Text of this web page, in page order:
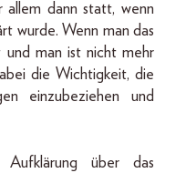
dann statt, wenn
wurde. Wenn man das
man ist nicht mehr
die Wichtigkeit, die
einzubeziehen und
über das